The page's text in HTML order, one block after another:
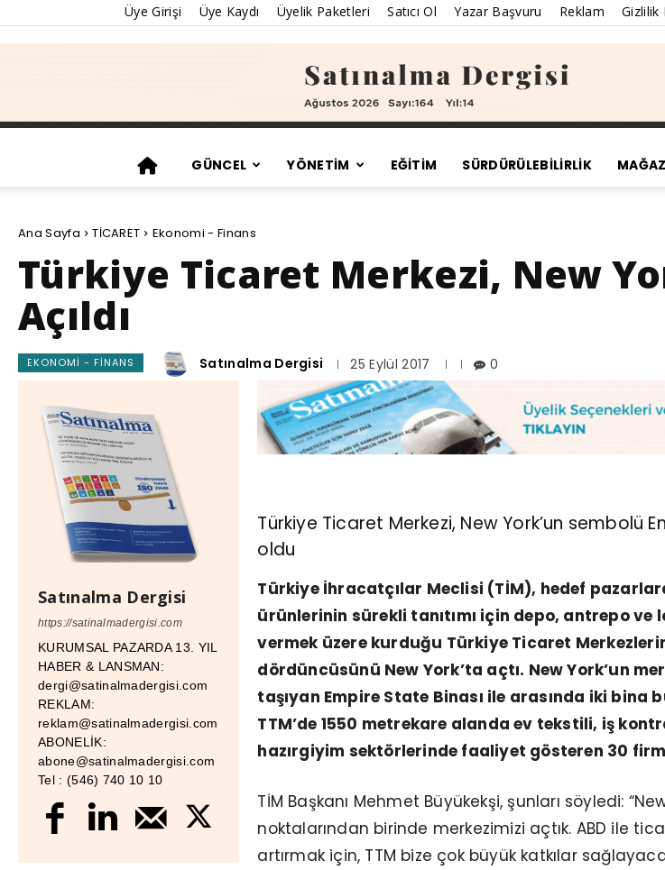
Üye Girişi Üye Kaydı Üyelik Paketleri Satıcı Ol Yazar Başvuru Reklam Gizlilik
GÜNCEL YÖNETİM EĞİTİM SÜRDÜRÜLEBILIRLIK
Ana Sayfa TİCARET Ekonomi - Finans
Türkiye Ticaret Merkezi, New
Açıldı
EKONOMI - FINANS Satınalma Dergisi 25 Eylül 2017 0
Satınalma Dergisi
https://satinalmadergisi.com
KURUMSAL PAZARDA 13. YIL
HABER & LANSMAN:
dergi@satinalmadergisi.com
REKLAM:
reklam@satinalmadergisi.com
ABONELİK:
abone@satinalmadergisi.com
Tel : (546) 740 10 10
Türkiye Ticaret Merkezi, New York’un sembolü
oldu
Türkiye İhracatçılar Meclisi (TİM), hedef
ürünlerinin sürekli tanıtımı için depo, antrepo ve
vermek üzere kurduğu Türkiye Ticaret
dördüncüsünü New York’ta açtı. New York’un
taşıyan Empire State Binası ile arasında iki bina
TTM’de 1550 metrekare alanda ev tekstili, iş
hazırgiyim sektörlerinde faaliyet gösteren 30
TİM Başkanı Mehmet Büyükekşi, şunları söyledi:
noktalarından birinde merkezimizi açtık. ABD ile
artırmak için, TTM bize çok büyük katkılar